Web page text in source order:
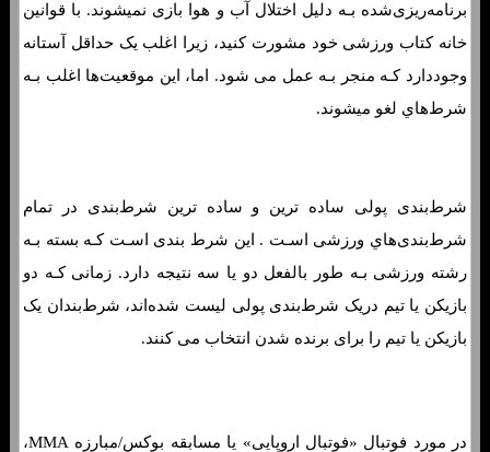
برنامه‌ریزی‌شده بـه دلیل اختلال آب و هوا بازی نمیشوند. با قوانین
خانه کتاب ورزشی خود مشورت کنید، زیرا اغلب یک حداقل آستانه
وجوددارد کـه منجر بـه عمل می شود. اما، این موقعیت‌ها اغلب بـه
شرط‌هاي‌ لغو میشوند.
شرط‌بندی پولی ساده ترین و ساده ترین شرط‌بندی در تمام
شرط‌بندی‌هاي‌ ورزشی اسـت . این شرط بندی اسـت کـه بسته بـه
رشته ورزشی بـه طور بالفعل دو یا سه نتیجه دارد. زمانی کـه دو
بازیکن یا تیم دریک شرط‌بندی پولی لیست شده‌اند، شرط‌بندان یک
بازیکن یا تیم را برای برنده شدن انتخاب می کنند.
در مورد فوتبال «فوتبال اروپایی» یا مسابقه بوکس/مبارزه MMA،